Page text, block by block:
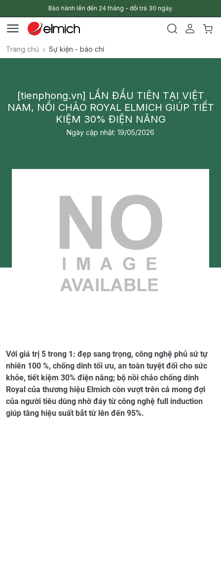
Bảo hành lên đến 24 tháng - đổi trả 30 ngày.
Trang chủ Sự kiện - báo chí
[tienphong.vn] LẦN ĐẦU TIÊN TẠI VIỆT
NAM, NỒI CHẢO ROYAL ELMICH GIÚP TIẾT
KIỆM 30% ĐIỆN NĂNG
Ngày cập nhật: 19/05/2026
Với giá trị 5 trong 1: đẹp sang trọng, công nghệ phủ sứ tự
nhiên 100 %, chống dính tối ưu, an toàn tuyệt đối cho sức
khỏe, tiết kiệm 30% điện năng; bộ nồi chảo chống dính
Royal của thương hiệu Elmich còn vượt trên cả mong đợi
của người tiêu dùng nhờ đáy từ công nghệ full induction
giúp tăng hiệu suất bắt từ lên đến 95%.